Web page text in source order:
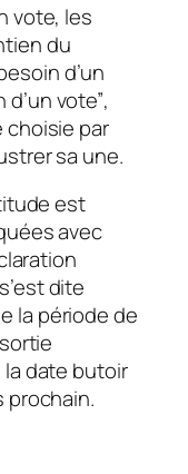
vote, les
du
d’un
vote”,
choisie par
sa une.
est
avec
dite
la période de
la date butoir
prochain.